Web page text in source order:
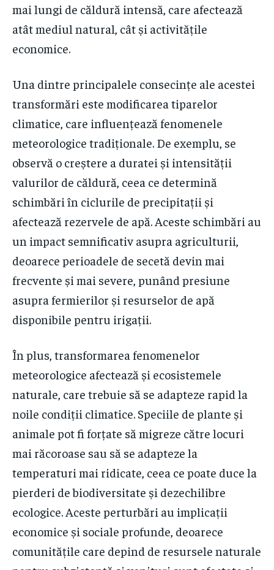
mai lungi de căldură intensă, care afectează
atât mediul natural, cât și activitățile
economice.
Una dintre principalele consecințe ale acestei
transformări este modificarea tiparelor
climatice, care influențează fenomenele
meteorologice tradiționale. De exemplu, se
observă o creștere a duratei și intensității
valurilor de căldură, ceea ce determină
schimbări în ciclurile de precipitații și
afectează rezervele de apă. Aceste schimbări au
un impact semnificativ asupra agriculturii,
deoarece perioadele de secetă devin mai
frecvente și mai severe, punând presiune
asupra fermierilor și resurselor de apă
disponibile pentru irigații.
În plus, transformarea fenomenelor
meteorologice afectează și ecosistemele
naturale, care trebuie să se adapteze rapid la
noile condiții climatice. Speciile de plante și
animale pot fi forțate să migreze către locuri
mai răcoroase sau să se adapteze la
temperaturi mai ridicate, ceea ce poate duce la
pierderi de biodiversitate și dezechilibre
ecologice. Aceste perturbări au implicații
economice și sociale profunde, deoarece
comunitățile care depind de resursele naturale